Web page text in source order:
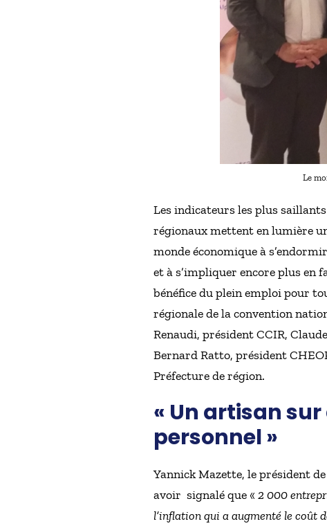
Le
Les indicateurs les plus
régionaux mettent en lumière
monde économique à
et à s’impliquer encore plus en
bénéfice du plein emploi pour
régionale de la convention
Renaudi, président CCIR,
Bernard Ratto, président
Préfecture de région.
« Un artisan
personnel »
Yannick Mazette, le président
avoir signalé que « 2 000
l’inflation qui a augmenté le coût